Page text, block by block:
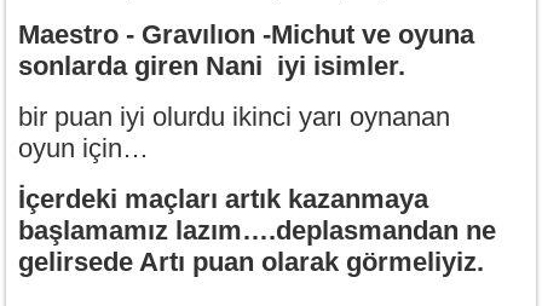
Maestro - Gravılıon -Michut ve oyuna
sonlarda giren Nani iyi isimler.
bir puan iyi olurdu ikinci yarı oynanan
oyun için…
İçerdeki maçları artık kazanmaya
başlamamız lazım….deplasmandan ne
gelirsede Artı puan olarak görmeliyiz.